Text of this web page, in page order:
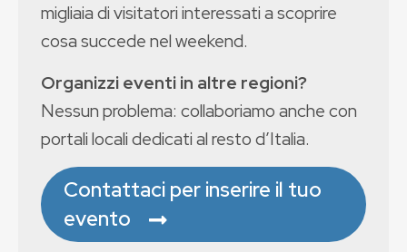
migliaia di visitatori interessati a scoprire
cosa succede nel weekend.
Organizzi eventi in altre regioni?
Nessun problema: collaboriamo anche con
portali locali dedicati al resto d’Italia.
Contattaci per inserire il tuo
evento